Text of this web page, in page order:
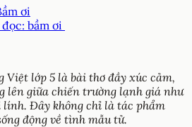
ơi
bầm ơi
Việt lớp 5 là bài thơ đầy xúc cảm,
lên giữa chiến trường lạnh giá như
lính. Đây không chỉ là tác phẩm
động về tình mẫu tử.